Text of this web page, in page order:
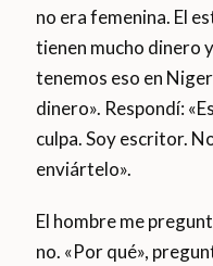
no era femenina. El
tienen mucho dinero
tenemos eso en
dinero». Respondí:
culpa. Soy escritor.
enviártelo».
El hombre me
no. «Por qué»,